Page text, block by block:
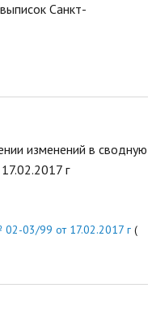
Санкт-
изменений в сводную
г
03/99 от 17.02.2017 г (